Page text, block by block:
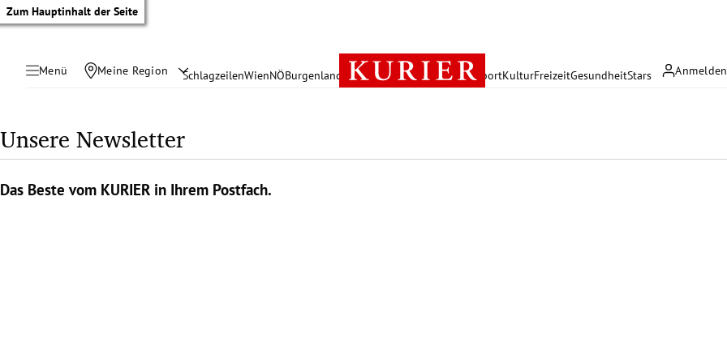
Zum Hauptinhalt der Seite
Menü Meine Region Anmelden
SchlagzeilenWienNÖBurgenland Österreich PolitikWirtschaft SportKulturFreizeitGesundheitStars
Unsere Newsletter
Das Beste vom KURIER in Ihrem Postfach.